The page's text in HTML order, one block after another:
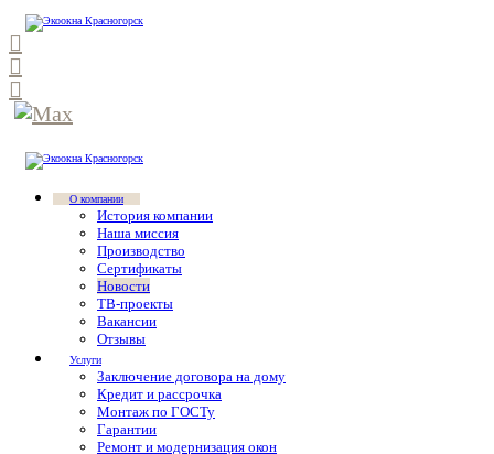
О компании
История компании
Наша миссия
Производство
Сертификаты
Новости
ТВ-проекты
Вакансии
Отзывы
Услуги
Заключение договора на дому
Кредит и рассрочка
Монтаж по ГОСТу
Гарантии
Ремонт и модернизация окон